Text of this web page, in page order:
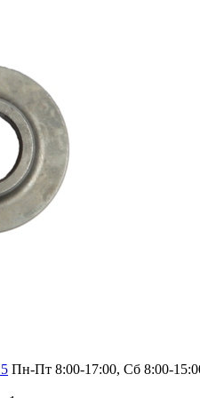
Пн-Пт 8:00-17:00, Сб 8:00-